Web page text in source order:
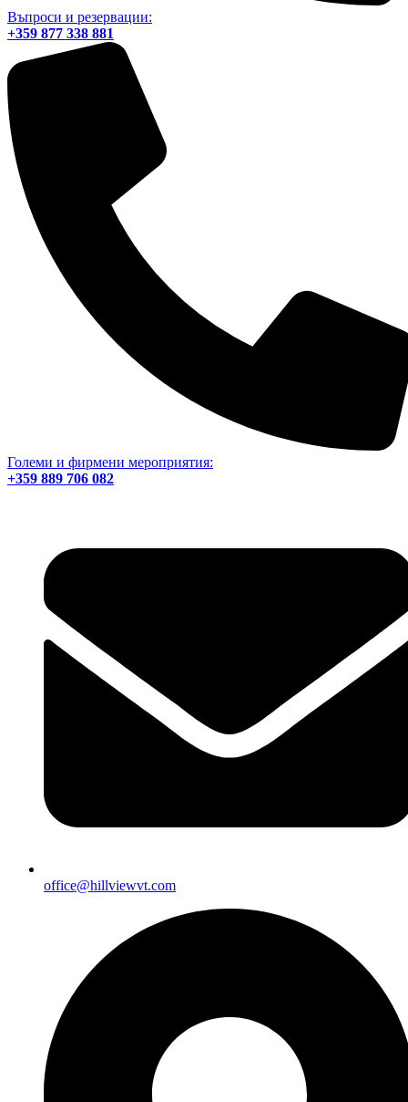
Въпроси и резервации:
+359 877 338 881
Големи и фирмени мероприятия:
+359 889 706 082
office@hillviewvt.com